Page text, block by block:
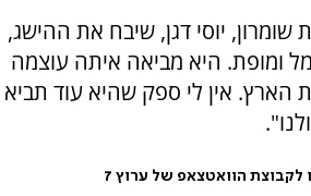
יוסי דגן, שיבח את ההישג,
ומופת. היא מביאה איתה עוצמה
הארץ. אין לי ספק שהיא עוד תביא
לקבוצת הוואטצאפ של ערוץ 7